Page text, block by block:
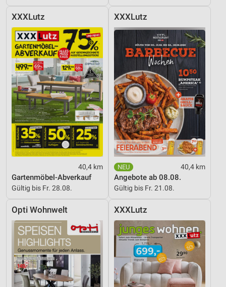
XXXLutz
40,4 km
Gartenmöbel-Abverkauf
Gültig bis Fr. 28.08.
XXXLutz
40,4 km
Angebote ab 08.08.
Gültig bis Fr. 21.08.
Opti Wohnwelt XXXLutz